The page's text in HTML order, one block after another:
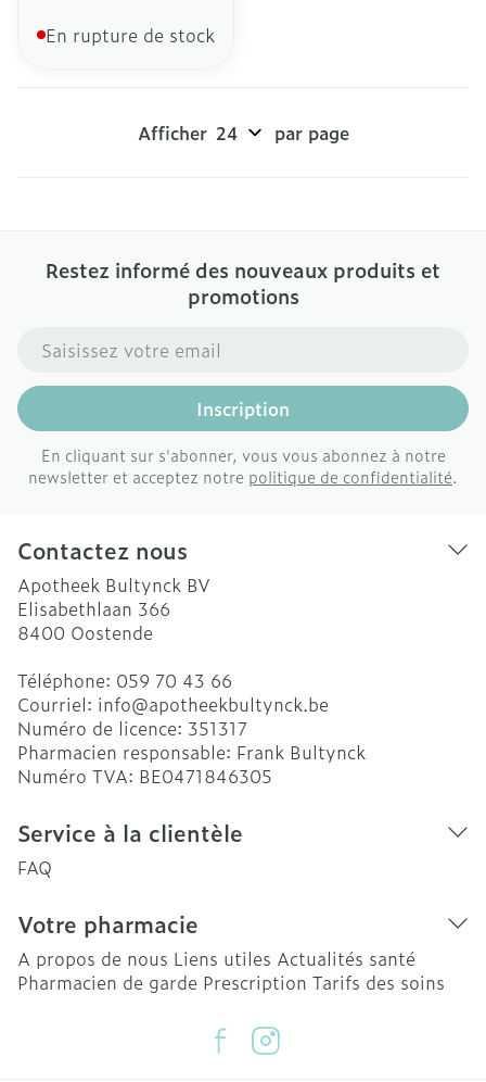
En rupture de stock
Afficher par page
Restez informé des nouveaux produits et
promotions
Adresse mail
Inscription
En cliquant sur s'abonner, vous vous abonnez à notre
newsletter et acceptez notre politique de confidentialité.
Contactez nous
Apotheek Bultynck BV
Elisabethlaan 366
8400 Oostende
Téléphone: 059 70 43 66
Courriel: info@apotheekbultynck.be
Numéro de licence: 351317
Pharmacien responsable: Frank Bultynck
Numéro TVA: BE0471846305
Service à la clientèle
FAQ
Votre pharmacie
A propos de nous Liens utiles Actualités santé
Pharmacien de garde Prescription Tarifs des soins